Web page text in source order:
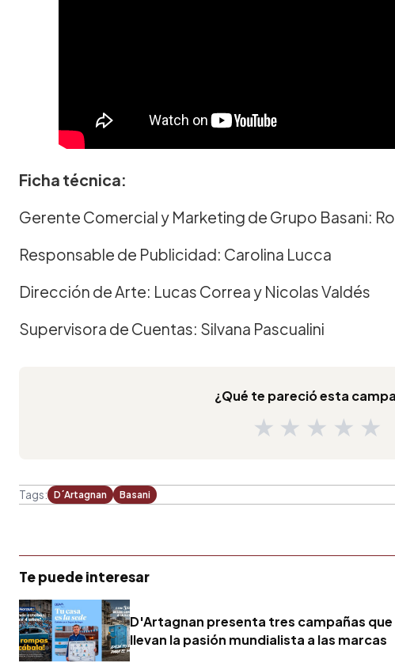
Ficha técnica:
Gerente Comercial y Marketing de Grupo Basani:
Responsable de Publicidad: Carolina Lucca
Dirección de Arte: Lucas Correa y Nicolas Valdés
Supervisora de Cuentas: Silvana Pascualini
¿Qué te pareció esta
★ ★ ★ ★ ★
Tags: D´Artagnan Basani
Te puede interesar
D'Artagnan presenta tres campañas que
llevan la pasión mundialista a las marcas